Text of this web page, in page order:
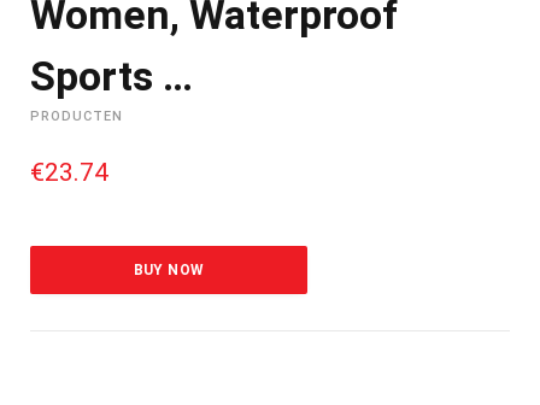
Women, Waterproof
Sports …
PRODUCTEN
€23.74
BUY NOW